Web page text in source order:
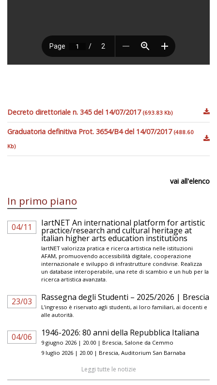
Decreto direttoriale n. 345 del 14/07/2017 (693.83 Kb)
Graduatoria definitiva Prot. 3654/B4 del 14/07/2017 (488.60
Kb)
vai all'elenco
In primo piano
04/11 IartNET An international platform for artistic
practice/research and cultural heritage at
italian higher arts education institutions
IartNET valorizza pratica e ricerca artistica nelle istituzioni
AFAM, promuovendo accessibilità digitale, cooperazione
internazionale e sviluppo di infrastrutture condivise. Realizza
un database interoperabile, una rete di scambio e un hub per la
ricerca artistica avanzata.
23/03 Rassegna degli Studenti – 2025/2026 | Brescia
L’ingresso è riservato agli studenti, ai loro familiari, ai docenti e
alle autorità.
04/06 1946-2026: 80 anni della Repubblica Italiana
9 giugno 2026 | 20.00 | Brescia, Salone da Cemmo
9 luglio 2026 | 20.00 | Brescia, Auditorium San Barnaba
Leggi tutte le notizie